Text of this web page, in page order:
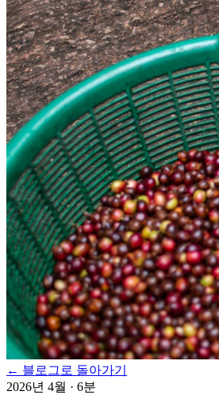
← 블로그로 돌아가기
2026년 4월 · 6분